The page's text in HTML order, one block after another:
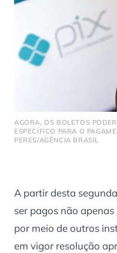
AGORA, OS BOLETOS
ESPECÍFICO PARA O
PERES/AGÊNCIA BRASIL
A partir desta
ser pagos não
por meio de outros
em vigor resolução